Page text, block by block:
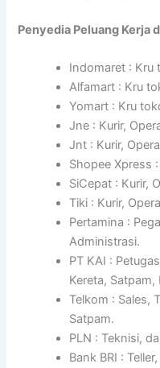
Penyedia Peluang Kerja
Indomaret : Kru
Alfamart : Kru
Yomart : Kru
Jne : Kurir,
Jnt : Kurir,
Shopee Xpress
SiCepat : Kurir,
Tiki : Kurir,
Pertamina :
Administrasi.
PT KAI :
Kereta, Satpam,
Telkom : Sales,
Satpam.
PLN : Teknisi,
Bank BRI :